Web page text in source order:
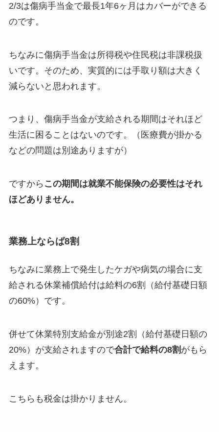
2/3は傷病手当金で最長1年6ヶ月はカバーができる
のです。
ちなみに傷病手当金は所得税や住民税は非課税扱
いです。そのため、実質的には手取り額は大きく
減らないと思われます。
つまり、傷病手当金が支給される期間はそれほど
生活に困ることはないのです。（医療費が掛かる
などの問題は別途ありますが）
ですから この期間は就業不能保険の必要性はそれ
ほどありません。
業務上ならば8割
ちなみに業務上で発生したケガや病気の場合に支
給される休業補償給付は給料の6割（給付基礎日額
の60%）です。
併せて休業特別支給金が別途2割（給付基礎日額の
20%）が支給されますので合計で給料の8割 がもら
えます。
こちらも税金は掛かりません。